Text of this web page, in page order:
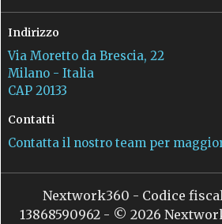
Indirizzo
Via Moretto da Brescia, 22
Milano - Italia
CAP 20133
Contatti
Contatta il nostro team per
Nextwork360 - Codice
13868590962 - © 2026